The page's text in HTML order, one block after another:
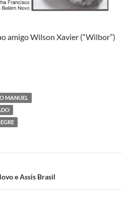
amigo Wilson Xavier (“Wilbor”)
MANUEL
e Assis Brasil